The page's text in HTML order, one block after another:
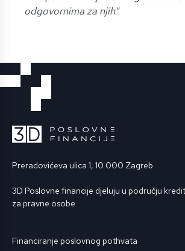
odgovornima za njih.”
Preradovićeva ulica 1, 10 000 Zagreb
3D Poslovne financije djeluju u području
za pravne osobe
Financiranje poslovnog pothvata